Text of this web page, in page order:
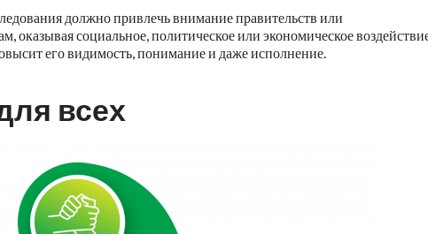
должно привлечь внимание правительств или
оказывая социальное, политическое или экономическое
его видимость, понимание и даже исполнение.
всех